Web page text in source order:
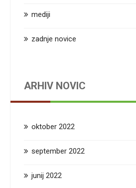
mediji
zadnje novice
ARHIV NOVIC
oktober 2022
september 2022
junij 2022